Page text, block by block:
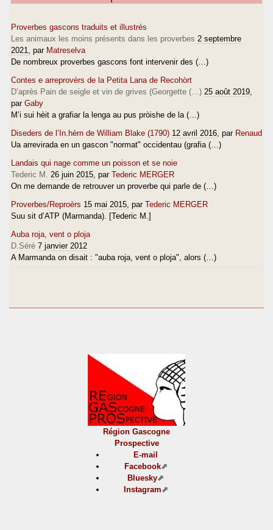
Proverbes gascons traduits et illustrés
Les animaux les moins présents dans les proverbes 2 septembre
2021
, par Matreselva
De nombreux proverbes gascons font intervenir des (…)
Contes e arreprovèrs de la Petita Lana de Recohòrt
D’après Pain de seigle et vin de grives (Georgette (…) 25 août 2019
par Gaby
M’i sui hèit a grafiar la lenga au pus pròishe de la (…)
Diseders de l’In.hèrn de William Blake (1790) 12 avril 2016 , par Renaud
Ua arrevirada en un gascon "normat" occidentau (grafia (…)
Landais qui nage comme un poisson et se noie
Tederic M.
26 juin 2015 , par Tederic MERGER
On me demande de retrouver un proverbe qui parle de (…)
Proverbes/Reproèrs 15 mai 2015 , par Tederic MERGER
Suu sit d’ATP (Marmanda). [Tederic M.]
Auba roja, vent o ploja
D.Séré 7 janvier 2012
A Marmanda on disait : "auba roja, vent o ploja", alors (…)
Région Gascogne
Prospective
E-mail
Facebook
Bluesky
Instagram